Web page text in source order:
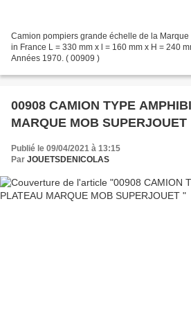
Camion pompiers grande échelle de la Marque
in France L = 330 mm x l = 160 mm x H = 240
Années 1970. ( 00909 )
00908 CAMION TYPE
MARQUE MOB SUPERJOUET
Publié le 09/04/2021 à 13:15
Par JOUETSDENICOLAS